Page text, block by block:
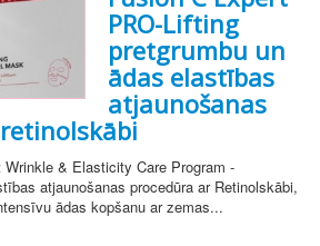
PRO-Lifting
pretgrumbu un
ādas elastības
atjaunošanas
& Elasticity Care Program -
atjaunošanas procedūra ar Retinolskābi,
ādas kopšanu ar zemas...